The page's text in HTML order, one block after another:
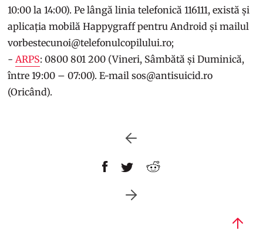
10:00 la 14:00). Pe lângă linia telefonică 116111, există și
aplicația mobilă Happygraff pentru Android și mailul
vorbestecunoi@telefonulcopilului.ro;
- ARPS: 0800 801 200 (Vineri, Sâmbătă și Duminică,
între 19:00 – 07:00). E-mail sos@antisuicid.ro
(Oricând).